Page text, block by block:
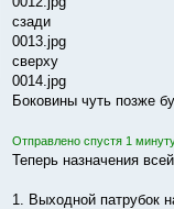
сзади
0013.jpg
сверху
0014.jpg
Боковины чуть позже
Отправлено спустя 1
Теперь назначения
1. Выходной патрубок